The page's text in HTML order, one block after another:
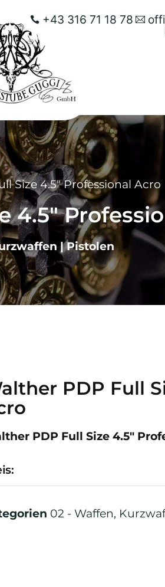
+43 316 71 18 78
Size 4.5″ Professional Acro
4.5″
|Pistolen
PDP Full
PDP Full Size 4.5″
02 - Waffen,